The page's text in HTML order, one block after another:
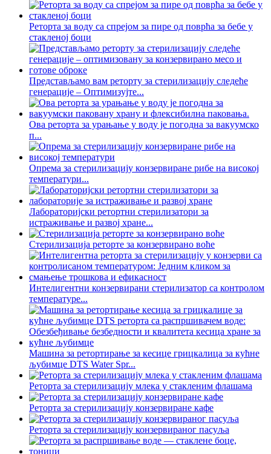
Реторта за воду са спрејом за пире од поврћа за бебе у
стакленој боци
Представљамо вам реторту за стерилизацију следеће
генерације – Оптимизујте...
Ова реторта за урањање у воду је погодна за вакуумско
п...
Опрема за стерилизацију конзервиране рибе на високој
температури...
Лабораторијски ретортни стерилизатори за
истраживање и развој хране...
Стерилизација реторте за конзервирано воће
Интелигентни конзервирани стерилизатор са контролом
температуре...
Машина за ретортирање за кесице грицкалица за кућне
љубимце DTS Water Spr...
Реторта за стерилизацију млека у стакленим флашама
Реторта за стерилизацију конзервиране кафе
Реторта за стерилизацију конзервираног пасуља